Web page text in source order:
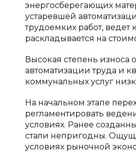
энергосберегающих
устаревшей
трудоемких работ,
раскладывается на
Высокая степень износа
автоматизации труда и
коммунальных услуг
На начальном этапе
регламентировать
условиях. Ранее
стали непригодны.
условиях рыночной